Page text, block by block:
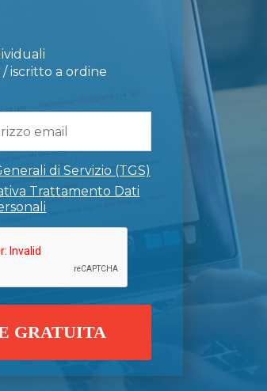
iscritto a ordine
di Servizio (TGS)
Trattamento Dati